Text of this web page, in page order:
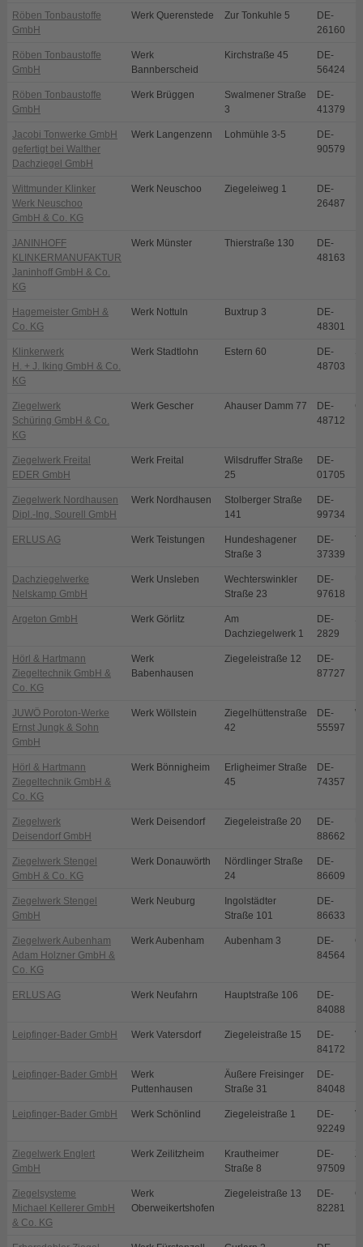
Röben Tonbaustoffe
GmbH
Werk Querenstede Zur Tonkuhle 5
DE-
26160
Röben Tonbaustoffe
GmbH
Werk
Bannberscheid
Kirchstraße 45
DE-
56424
Röben Tonbaustoffe
GmbH
Werk Brüggen
Swalmener Straße
3
DE-
41379
Jacobi Tonwerke GmbH
gefertigt bei Walther
Dachziegel GmbH
Werk Langenzenn Lohmühle 3-5
DE-
90579
Wittmunder Klinker
Werk Neuschoo
GmbH & Co. KG
Werk Neuschoo Ziegeleiweg 1
DE-
26487
JANINHOFF
KLINKERMANUFAKTUR
Janinhoff GmbH & Co.
KG
Werk Münster Thierstraße 130
DE-
48163
Hagemeister GmbH &
Co. KG
Werk Nottuln Buxtrup 3
DE-
48301
Klinkerwerk
H. + J. Iking GmbH & Co.
KG
Werk Stadtlohn Estern 60
DE-
48703
Ziegelwerk
Schüring GmbH & Co.
KG
Werk Gescher Ahauser Damm 77
DE-
48712
Ziegelwerk Freital
EDER GmbH
Werk Freital
Wilsdruffer Straße
25
DE-
01705
Ziegelwerk Nordhausen
Dipl.-Ing. Sourell GmbH
Werk Nordhausen
Stolberger Straße
141
DE-
99734
ERLUS AG Werk Teistungen
Hundeshagener
Straße 3
DE-
37339
Dachziegelwerke
Nelskamp GmbH
Werk Unsleben
Wechterswinkler
Straße 23
DE-
97618
Argeton GmbH Werk Görlitz
Am
Dachziegelwerk 1
DE-
2829
Hörl & Hartmann
Ziegeltechnik GmbH &
Co. KG
Werk
Babenhausen
Ziegeleistraße 12
DE-
87727
JUWÖ Poroton-Werke
Ernst Jungk & Sohn
GmbH
Werk Wöllstein
Ziegelhüttenstraße
42
DE-
55597
Hörl & Hartmann
Ziegeltechnik GmbH &
Co. KG
Werk Bönnigheim
Erligheimer Straße
45
DE-
74357
Ziegelwerk
Deisendorf GmbH
Werk Deisendorf Ziegeleistraße 20
DE-
88662
Ziegelwerk Stengel
GmbH & Co. KG
Werk Donauwörth
Nördlinger Straße
24
DE-
86609
Ziegelwerk Stengel
GmbH
Werk Neuburg
Ingolstädter
Straße 101
DE-
86633
Ziegelwerk Aubenham
Adam Holzner GmbH &
Co. KG
Werk Aubenham Aubenham 3
DE-
84564
ERLUS AG Werk Neufahrn Hauptstraße 106
DE-
84088
Leipfinger-Bader GmbH Werk Vatersdorf Ziegeleistraße 15
DE-
84172
Leipfinger-Bader GmbH
Werk
Puttenhausen
Äußere Freisinger
Straße 31
DE-
84048
Leipfinger-Bader GmbH Werk Schönlind Ziegeleistraße 1
DE-
92249
Ziegelwerk Englert
GmbH
Werk Zeilitzheim
Krautheimer
Straße 8
DE-
97509
Ziegelsysteme
Michael Kellerer GmbH
& Co. KG
Werk
Oberweikertshofen
Ziegeleistraße 13
DE-
82281